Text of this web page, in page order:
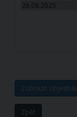
Zobrazit
Zpět